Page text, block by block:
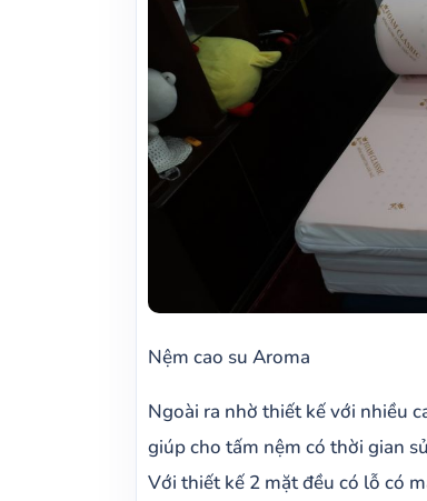
Nệm cao su Aroma
Ngoài ra nhờ thiết kế với nhiều
giúp cho tấm nệm có thời gian
Với thiết kế 2 mặt đều có lỗ có